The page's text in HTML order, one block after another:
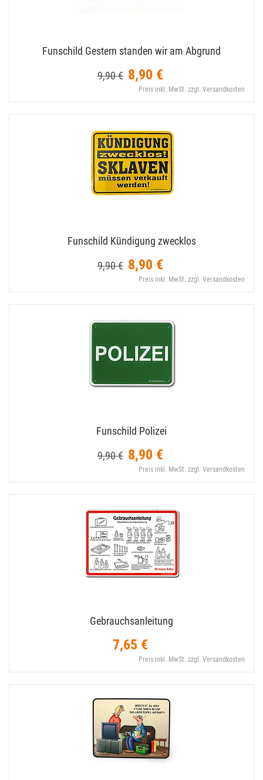
Funschild Gestern standen wir am Abgrund
9,90 € 8,90 €
Preis inkl. MwSt. zzgl. Versandkosten
Funschild Kündigung zwecklos
9,90 € 8,90 €
Preis inkl. MwSt. zzgl. Versandkosten
Funschild Polizei
9,90 € 8,90 €
Preis inkl. MwSt. zzgl. Versandkosten
Gebrauchsanleitung
7,65 €
Preis inkl. MwSt. zzgl. Versandkosten